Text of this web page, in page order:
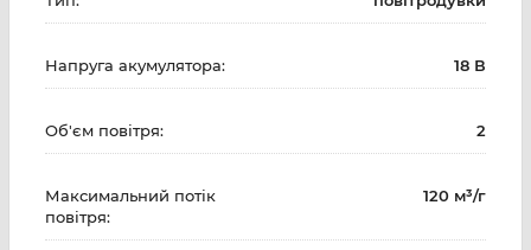
Напруга акумулятора: 18 В
Об'єм повітря: 2
Максимальний потік
повітря:
120 м³/г